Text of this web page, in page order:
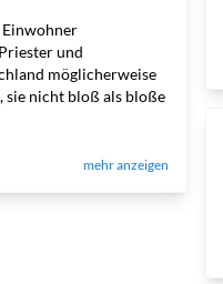
Einwohner
und
möglicherweise
sie nicht bloß als bloße
mehr anzeigen